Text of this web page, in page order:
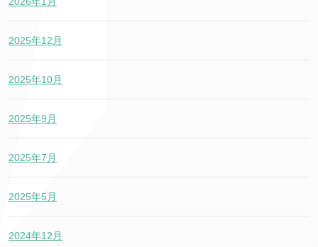
2025年12月
2025年10月
2025年9月
2025年7月
2025年5月
2024年12月